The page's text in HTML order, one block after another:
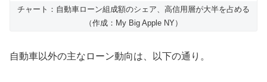
チャート：自動車ローン組成額のシェア、高信用層が大半を占める
（作成：My Big Apple NY）
自動車以外の主なローン動向は、以下の通り。